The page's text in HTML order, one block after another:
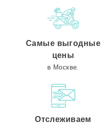
Самые выгодные
цены
в Москве.
Отслеживаем